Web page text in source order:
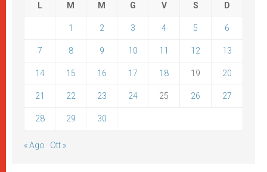
L M M G V S D
1 2 3 4 5 6
7 8 9 10 11 12 13
14 15 16 17 18 19 20
21 22 23 24 25 26 27
28 29 30
« Ago Ott »